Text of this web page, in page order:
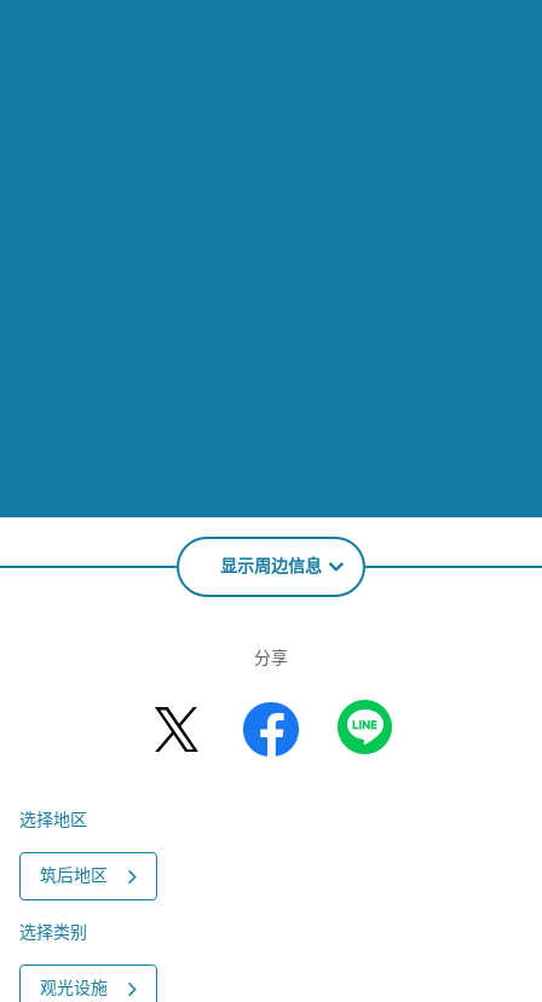
显示周边信息
分享
选择地区
筑后地区
选择类别
观光设施